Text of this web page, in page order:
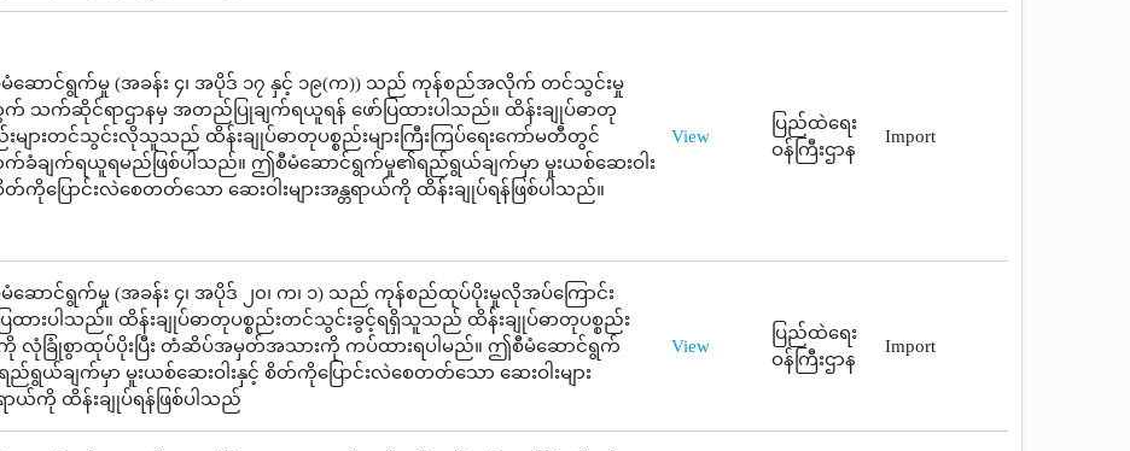
ဆောင်ရွက်မှု (အခန်း ၄၊ အပိုဒ် ၁၇ နှင့် ၁၉(က)) သည် ကုန်စည်အလိုက် တင်သွင်းမှု
သက်ဆိုင်ရာဌာနမှ အတည်ပြုချက်ရယူရန် ဖော်ပြထားပါသည်။ ထိန်းချုပ်ဓာတု
းများတင်သွင်းလိုသူသည် ထိန်းချုပ်ဓာတုပစ္စည်းများကြီးကြပ်ရေးကော်မတီတွင်
က်ခံချက်ရယူရမည်ဖြစ်ပါသည်။ ဤစီမံဆောင်ရွက်မှု၏ရည်ရွယ်ချက်မှာ မူးယစ်ဆေးဝါး
တ်ကိုပြောင်းလဲစေတတ်သော ဆေးဝါးများအန္တရာယ်ကို ထိန်းချုပ်ရန်ဖြစ်ပါသည်။
View
ပြည်ထဲရေး
ဝန်ကြီးဌာန
Import
ဆောင်ရွက်မှု (အခန်း ၄၊ အပိုဒ် ၂၀၊ က၊ ၁) သည် ကုန်စည်ထုပ်ပိုးမှုလိုအပ်ကြောင်း
ြထားပါသည်။ ထိန်းချုပ်ဓာတုပစ္စည်းတင်သွင်းခွင့်ရရှိသူသည် ထိန်းချုပ်ဓာတုပစ္စည်း
းကို လုံခြုံစွာထုပ်ပိုးပြီး တံဆိပ်အမှတ်အသားကို ကပ်ထားရပါမည်။ ဤစီမံဆောင်ရွက်
ရွယ်ချက်မှာ မူးယစ်ဆေးဝါးနှင့် စိတ်ကိုပြောင်းလဲစေတတ်သော ဆေးဝါးများ
ာယ်ကို ထိန်းချုပ်ရန်ဖြစ်ပါသည်
View
ပြည်ထဲရေး
ဝန်ကြီးဌာန
Import